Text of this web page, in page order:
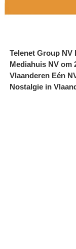
Telenet Group
Mediahuis NV om
Vlaanderen Eén
Nostalgie in